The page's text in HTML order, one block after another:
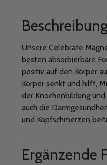
Unsere Celebrate
besten absorbierbare
positiv auf den Körper
Körper senkt und hilft,
der Knochenbildung
auch die
und Kopfschmerzen
Ergänzende